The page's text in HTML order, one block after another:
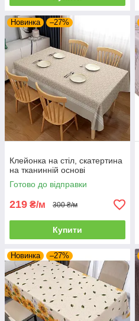
Новинка –27%
Клейонка на стіл, скатертина
на тканинній основі
Готово до відправки
219 ₴/м 300 ₴/м
Купити
Новинка –27%